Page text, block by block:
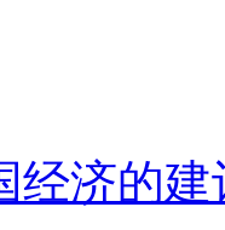
经济的